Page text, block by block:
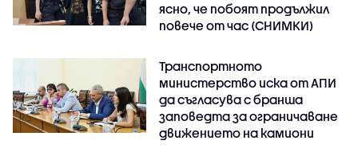
ясно, че побоят продължил
повече от час (СНИМКИ)
Транспортното
министерство иска от АПИ
да съгласува с бранша
заповедта за ограничаване
движението на камиони